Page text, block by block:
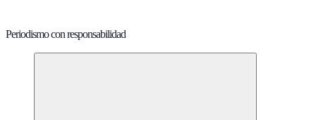
Periodismo con responsabilidad